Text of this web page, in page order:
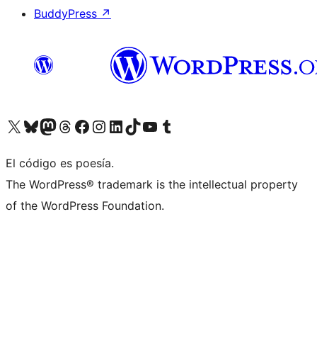
BuddyPress ↗
Visit our X (formerly Twitter) account
Visit our Bluesky account
Visit our Mastodon account
Visit our Threads account
Visita nuestra página de Facebook
Visita nuestra cuenta de Instagram
Visita nuestra cuenta de LinkedIn
Visit our TikTok account
Visita nuestro canal de YouTube
Visit our Tumblr account
El código es poesía.
The WordPress® trademark is the intellectual property
of the WordPress Foundation.